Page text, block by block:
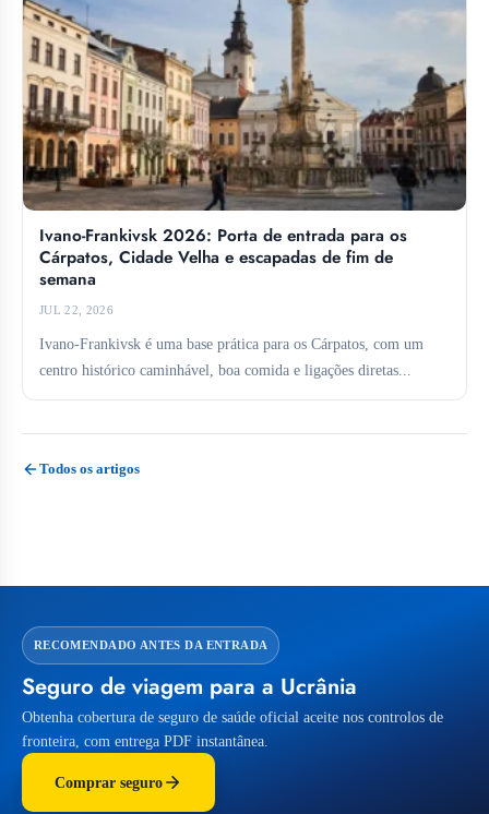
Ivano-Frankivsk 2026: Porta de entrada para os
Cárpatos, Cidade Velha e escapadas de fim de
semana
JUL 22, 2026
Ivano-Frankivsk é uma base prática para os Cárpatos, com um
centro histórico caminhável, boa comida e ligações diretas...
Todos os artigos
RECOMENDADO ANTES DA ENTRADA
Seguro de viagem para a Ucrânia
Obtenha cobertura de seguro de saúde oficial aceite nos controlos de
fronteira, com entrega PDF instantânea.
Comprar seguro